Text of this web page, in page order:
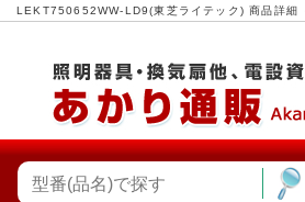
LEKT750652WW-LD9(東芝ライテック) 商品詳細